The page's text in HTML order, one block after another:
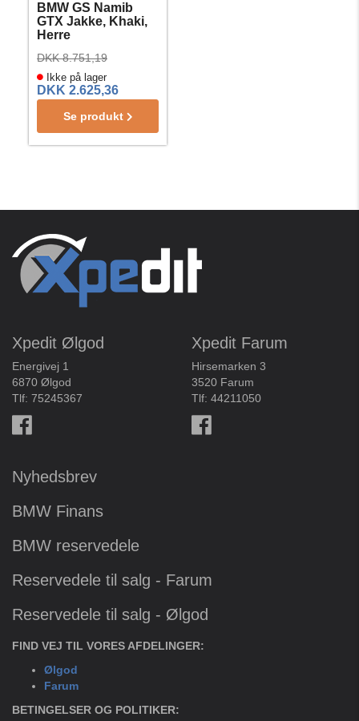
BMW GS Namib
GTX Jakke, Khaki,
Herre
Ikke på lager
DKK 8.751,19
DKK 2.625,36
Se produkt
Xpedit Ølgod
Energivej 1
6870 Ølgod
Tlf: 75245367
Xpedit Farum
Hirsemarken 3
3520 Farum
Tlf: 44211050
Nyhedsbrev
BMW Finans
BMW reservedele
Reservedele til salg - Farum
Reservedele til salg - Ølgod
FIND VEJ TIL VORES AFDELINGER:
Ølgod
Farum
BETINGELSER OG POLITIKER: